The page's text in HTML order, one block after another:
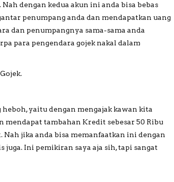
dengan kedua akun ini anda bisa bebas
penumpang anda dan mendapatkan uang
dan penumpangnya sama-sama anda
para pengendara gojek nakal dalam
yaitu dengan mengajak kawan kita
mendapat tambahan Kredit sebesar 50 Ribu
jika anda bisa memanfaatkan ini dengan
Ini pemikiran saya aja sih, tapi sangat